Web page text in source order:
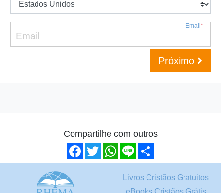
Email *
Próximo
Compartilhe com outros
Facebook
TwitterWhatsApp
Line
Livros Cristãos Gratuitos